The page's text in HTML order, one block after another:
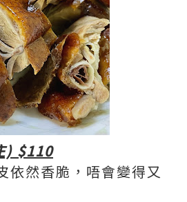
) $110
依然香脆，唔會變得又